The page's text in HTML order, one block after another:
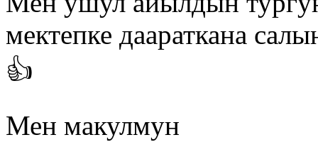
мектепке даараткана
👍
Мен макулмун